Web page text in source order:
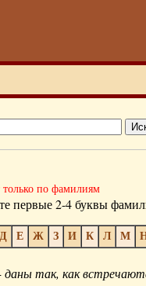
только по фамилиям
первые 2-4 буквы
Д Е Ж З И К Л М
даны так, как